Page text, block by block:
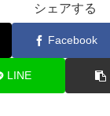
シェアする
Facebook
LINE